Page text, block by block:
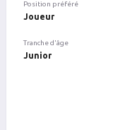
Position préféré
Joueur
Tranche d'âge
Junior